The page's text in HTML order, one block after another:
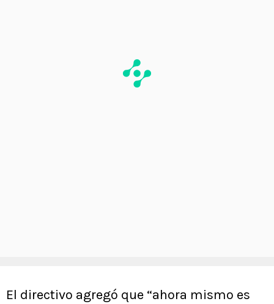
El directivo agregó que “ahora mismo es